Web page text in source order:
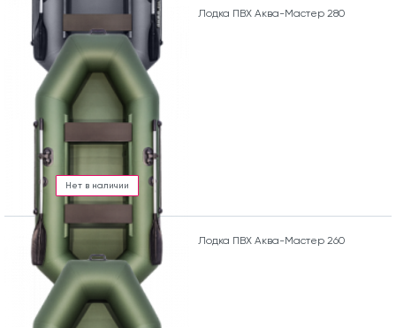
Нет в наличии
Лодка ПВХ Аква-Мастер 280
Лодка ПВХ Аква-Мастер 260